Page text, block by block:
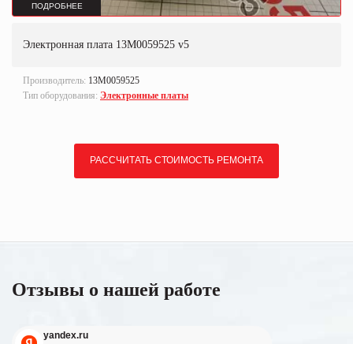
ПОДРОБНЕЕ
Электронная плата 13M0059525 v5
Производитель: 13M0059525
Тип оборудования: Электронные платы
РАССЧИТАТЬ СТОИМОСТЬ РЕМОНТА
Отзывы о нашей работе
yandex.ru